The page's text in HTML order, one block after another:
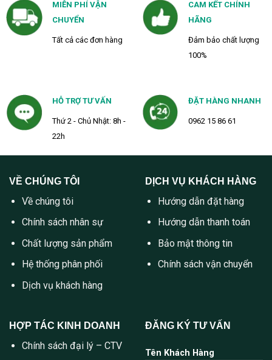
MIỄN PHÍ VẬN
CHUYỂN
Tất cả các đơn hàng
CAM KẾT CHÍNH
HÃNG
Đảm bảo chất lượng
100%
HỖ TRỢ TƯ VẤN
Thứ 2 - Chủ Nhật: 8h -
22h
ĐẶT HÀNG NHANH
0962 15 86 61
VỀ CHÚNG TÔI
Về chúng tôi
Chính sách nhân sự
Chất lượng sản phẩm
Hệ thống phân phối
Dịch vụ khách hàng
DỊCH VỤ KHÁCH HÀNG
Hướng dẫn đặt hàng
Hướng dẫn thanh toán
Bảo mật thông tin
Chính sách vận chuyển
HỢP TÁC KINH DOANH
Chính sách đại lý – CTV
ĐĂNG KÝ TƯ VẤN
Tên Khách Hàng